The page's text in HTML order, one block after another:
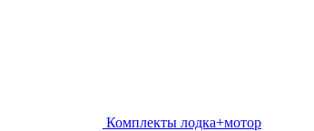
Комплекты лодка+мотор